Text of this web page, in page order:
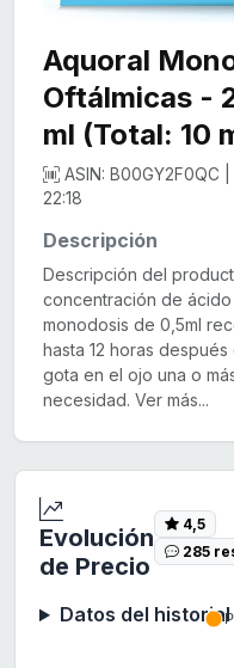
Aquoral
Oftálmicas -
ml (Total: 10
ASIN: B00GY2F0QC |
22:18
Descripción
Descripción del
concentración de
monodosis de 0,5ml
hasta 12 horas
gota en el ojo una o
necesidad. Ver más...
Evolución
de Precio
4,5
285
Datos del